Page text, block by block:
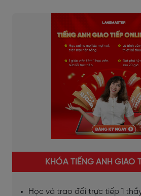
KHÓA TIẾNG ANH GIAO
Học và trao đổi trực tiếp 1